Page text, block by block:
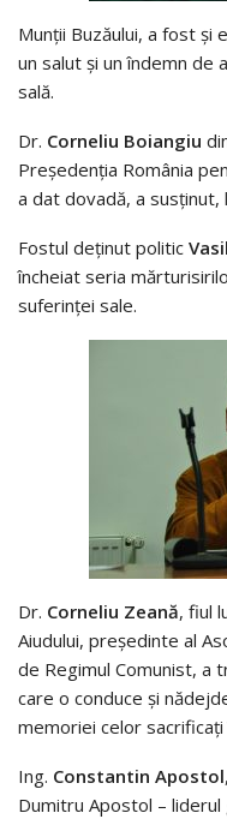
Munții Buzăului, a fost și
un salut și un îndemn de
sală.
Dr. Corneliu Boiangiu
Președenția România
a dat dovadă, a susținut,
Fostul deținut politic
încheiat seria
suferinței sale.
Dr. Corneliu Zeană, fiul
Aiudului, președinte al
de Regimul Comunist, a
care o conduce și
memoriei celor
Ing. Constantin Apostol
Dumitru Apostol –